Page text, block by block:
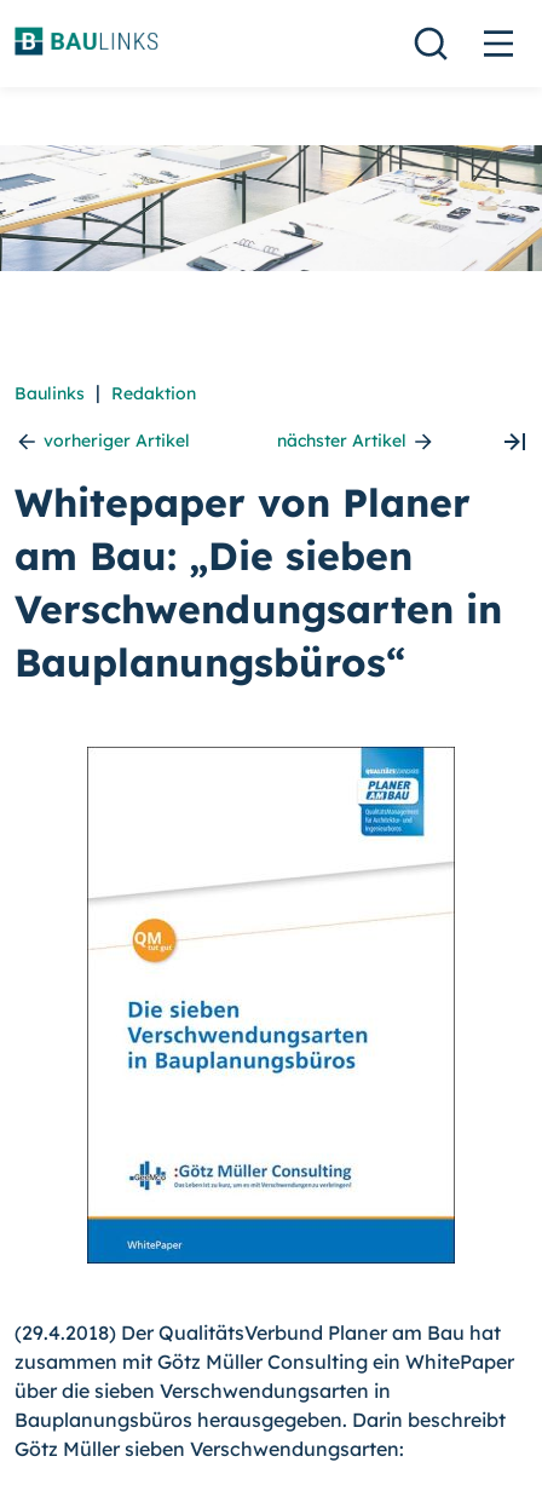
Baulinks | Redaktion
vorheriger Artikel nächster Artikel
Whitepaper von Planer
am Bau: „Die sieben
Verschwendungsarten in
Bauplanungsbüros“
(29.4.2018) Der QualitätsVerbund Planer am Bau hat
zusammen mit Götz Müller Consulting ein WhitePaper
über die sieben Verschwendungsarten in
Bauplanungsbüros herausgegeben. Darin beschreibt
Götz Müller sieben Verschwendungsarten: